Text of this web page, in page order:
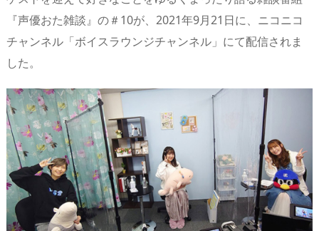
a
d
s
o
d
n
sk
y
bl
r
o
ar
d
ro
io
『声優おた雑談』の＃10が、2021年9月21日に、ニコニコ
チャンネル「ボイスラウンジチャンネル」にて配信されま
した。